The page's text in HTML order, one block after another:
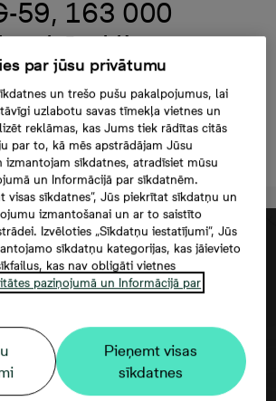
59, 163 000
dzīvoklis,
m²
kontaktinformāciju
maps trešās puses datu
par jūsu privātumu
un trešo pušu pakalpojumus, lai
uzlabotu savas tīmekļa vietnes un
reklāmas, kas Jums tiek rādītas citās
par to, kā mēs apstrādājam Jūsu
izmantojam sīkdatnes, atradīsiet mūsu
un Informācijā par sīkdatnēm.
visas sīkdatnes”, Jūs piekrītat sīkdatņu un
izmantošanai un ar to saistīto
Izvēloties „Sīkdatņu iestatījumi”, Jūs
sīkdatņu kategorijas, kas jāievieto
kas nav obligāti vietnes
paziņojumā un Informācijā par
Pieņemt visas
sīkdatnes